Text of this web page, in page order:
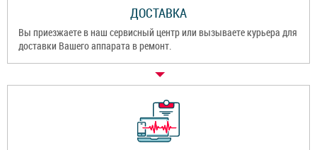
ДОСТАВКА
Вы приезжаете в наш сервисный центр или вызываете курьера для
доставки Вашего аппарата в ремонт.